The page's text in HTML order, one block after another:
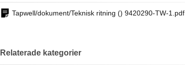
Tapwell/dokument/Teknisk ritning () 9420290-TW-1.pdf
Relaterade kategorier